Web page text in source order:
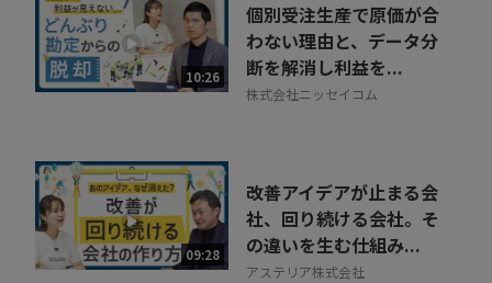
10:26
個別受注生産で原価が合
わない理由と、データ分
断を解消し利益を...
株式会社ニッセイコム
09:28
改善アイデアが止まる会
社、回り続ける会社。そ
の違いを生む仕組み...
アステリア株式会社